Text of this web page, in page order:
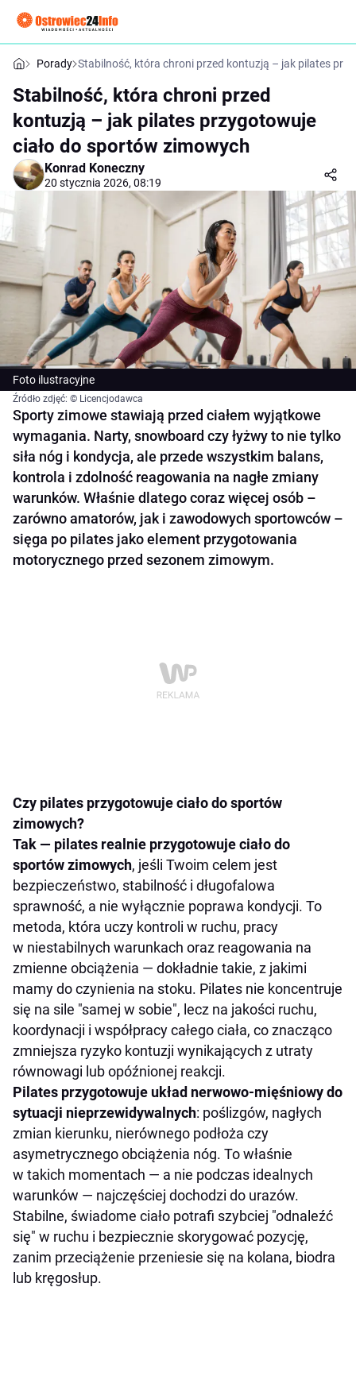
Porady Stabilność, która chroni przed kontuzją – jak pilates
Stabilność, która chroni przed
kontuzją – jak pilates przygotowuje
ciało do sportów zimowych
Konrad Koneczny
20 stycznia 2026, 08:19
Foto ilustracyjne
Źródło zdjęć: © Licencjodawca
Sporty zimowe stawiają przed ciałem wyjątkowe
wymagania. Narty, snowboard czy łyżwy to nie tylko
siła nóg i kondycja, ale przede wszystkim balans,
kontrola i zdolność reagowania na nagłe zmiany
warunków. Właśnie dlatego coraz więcej osób –
zarówno amatorów, jak i zawodowych sportowców –
sięga po pilates jako element przygotowania
motorycznego przed sezonem zimowym.
Czy pilates przygotowuje ciało do sportów
zimowych?
Tak — pilates realnie przygotowuje ciało do
sportów zimowych, jeśli Twoim celem jest
bezpieczeństwo, stabilność i długofalowa
sprawność, a nie wyłącznie poprawa kondycji. To
metoda, która uczy kontroli w ruchu, pracy
w niestabilnych warunkach oraz reagowania na
zmienne obciążenia — dokładnie takie, z jakimi
mamy do czynienia na stoku. Pilates nie koncentruje
się na sile "samej w sobie", lecz na jakości ruchu,
koordynacji i współpracy całego ciała, co znacząco
zmniejsza ryzyko kontuzji wynikających z utraty
równowagi lub opóźnionej reakcji.
Pilates przygotowuje układ nerwowo-mięśniowy do
sytuacji nieprzewidywalnych: poślizgów, nagłych
zmian kierunku, nierównego podłoża czy
asymetrycznego obciążenia nóg. To właśnie
w takich momentach — a nie podczas idealnych
warunków — najczęściej dochodzi do urazów.
Stabilne, świadome ciało potrafi szybciej "odnaleźć
się" w ruchu i bezpiecznie skorygować pozycję,
zanim przeciążenie przeniesie się na kolana, biodra
lub kręgosłup.